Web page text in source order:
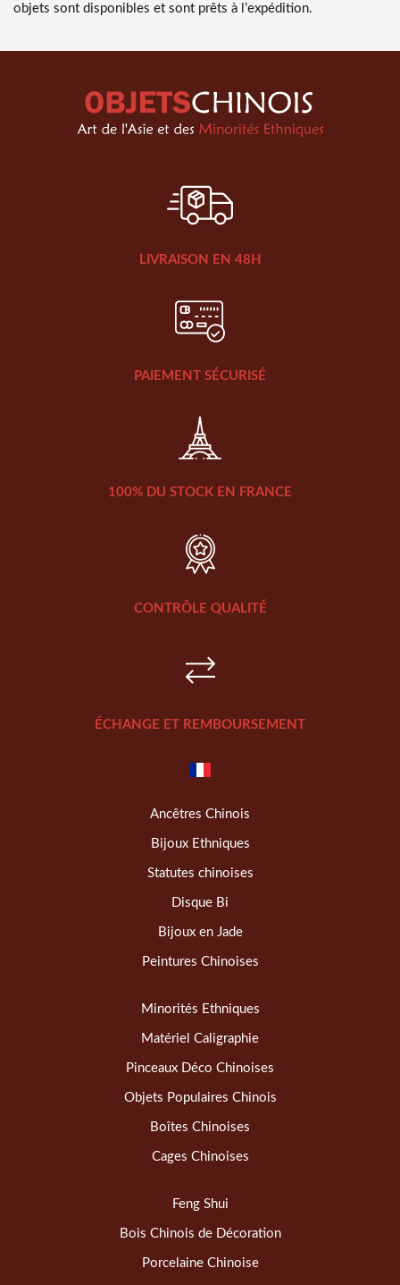
objets sont disponibles et sont prêts à l’expédition.
LIVRAISON EN 48H
PAIEMENT SÉCURISÉ
100% DU STOCK EN FRANCE
CONTRÔLE QUALITÉ
ÉCHANGE ET REMBOURSEMENT
Ancêtres Chinois
Bijoux Ethniques
Statutes chinoises
Disque Bi
Bijoux en Jade
Peintures Chinoises
Minorités Ethniques
Matériel Caligraphie
Pinceaux Déco Chinoises
Objets Populaires Chinois
Boîtes Chinoises
Cages Chinoises
Feng Shui
Bois Chinois de Décoration
Porcelaine Chinoise